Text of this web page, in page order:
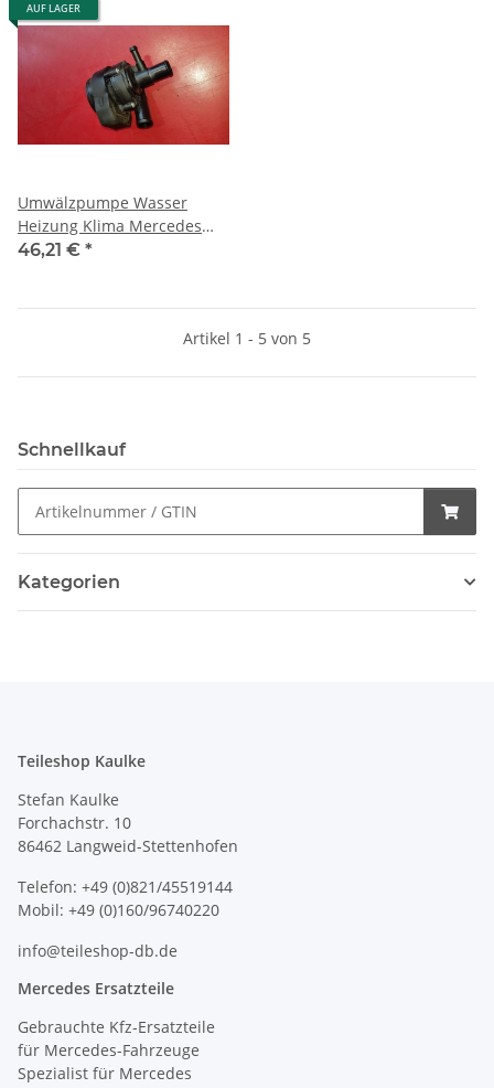
AUF LAGER
Umwälzpumpe Wasser
Heizung Klima Mercedes
W212 W207 W218 W222
46,21 € *
Artikel 1 - 5 von 5
Schnellkauf
Kategorien
Teileshop Kaulke
Stefan Kaulke
Forchachstr. 10
86462 Langweid-Stettenhofen
Telefon: +49 (0)821/45519144
Mobil: +49 (0)160/96740220
info@teileshop-db.de
Mercedes Ersatzteile
Gebrauchte Kfz-Ersatzteile
für Mercedes-Fahrzeuge
Spezialist für Mercedes